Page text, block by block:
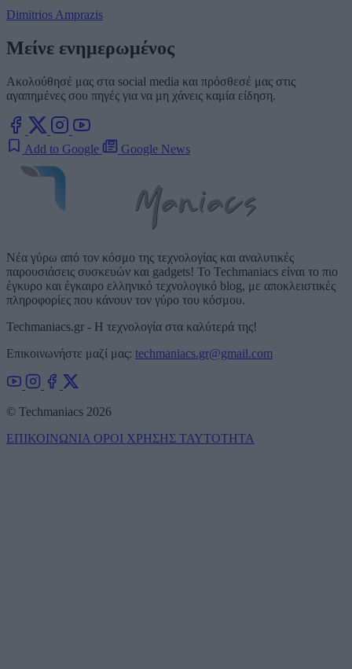
Dimitrios Amprazis
Μείνε ενημερωμένος
Ακολούθησέ μας στα social media και πρόσθεσέ μας στις
αγαπημένες σου πηγές για να μη χάνεις καμία είδηση.
Add to Google Google News
Νέα γύρω από τον κόσμο της τεχνολογίας και αναλυτικές
παρουσιάσεις συσκευών και gadgets! Το Techmaniacs είναι το πιο
έγκυρο και έγκαιρο ελληνικό τεχνολογικό blog, με αποκλειστικές
πληροφορίες που κάνουν τον γύρο του κόσμου.
Techmaniacs.gr - Η τεχνολογία στα καλύτερά της!
Επικοινωνήστε μαζί μας: techmaniacs.gr@gmail.com
© Techmaniacs 2026
ΕΠΙΚΟΙΝΩΝΙΑ ΟΡΟΙ ΧΡΗΣΗΣ ΤΑΥΤΟΤΗΤΑ